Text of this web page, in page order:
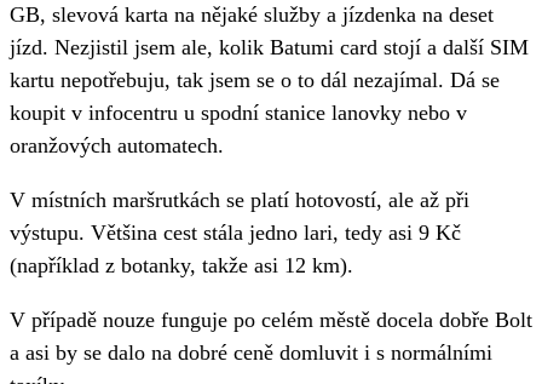
GB, slevová karta na nějaké služby a jízdenka na deset
jízd. Nezjistil jsem ale, kolik Batumi card stojí a další SIM
kartu nepotřebuju, tak jsem se o to dál nezajímal. Dá se
koupit v infocentru u spodní stanice lanovky nebo v
oranžových automatech.
V místních maršrutkách se platí hotovostí, ale až při
výstupu. Většina cest stála jedno lari, tedy asi 9 Kč
(například z botanky, takže asi 12 km).
V případě nouze funguje po celém městě docela dobře Bolt
a asi by se dalo na dobré ceně domluvit i s normálními